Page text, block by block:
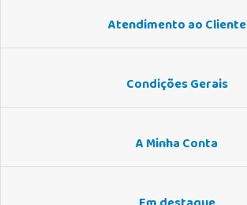
Atendimento ao Cliente
Condições Gerais
A Minha Conta